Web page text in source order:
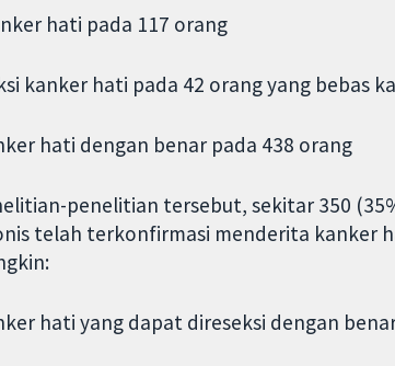
hati pada 117 orang
kanker hati pada 42 orang yang bebas
hati dengan benar pada 438 orang
penelitian tersebut, sekitar 350
telah terkonfirmasi menderita kanker
hati yang dapat direseksi dengan